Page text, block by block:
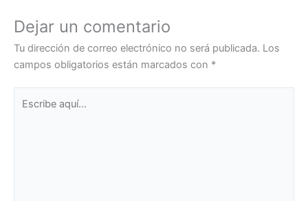
Dejar un comentario
Tu dirección de correo electrónico no será publicada. Los
campos obligatorios están marcados con *